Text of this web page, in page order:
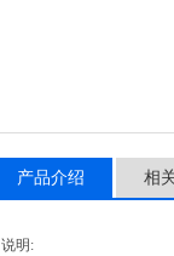
产品介绍 相
说明: